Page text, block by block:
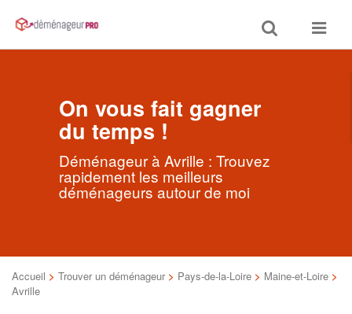
Toggle
search
Toggle
On vous fait gagner
du temps !
Déménageur à Avrille : Trouvez
rapidement les meilleurs
déménageurs autour de moi
Accueil > Trouver un déménageur > Pays-de-la-Loire > Maine-et-Loire >
Avrille